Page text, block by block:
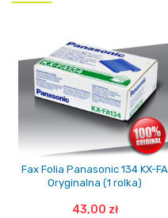
Fax Folia Panasonic 134 KX-FA
Oryginalna (1 rolka)
43,00 zł